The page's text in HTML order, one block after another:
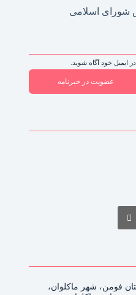
شورای اسلامی
ایمیل خود آگاه شوید.
عضویت در خبرنامه
فومن، شهر ماکلوان،